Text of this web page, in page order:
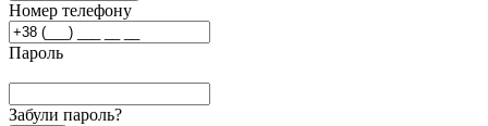
Номер телефону
Пароль
Забули пароль?